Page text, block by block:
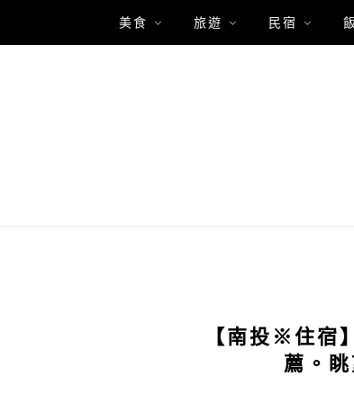
美食 旅遊 民宿
【南投※住宿
薦。